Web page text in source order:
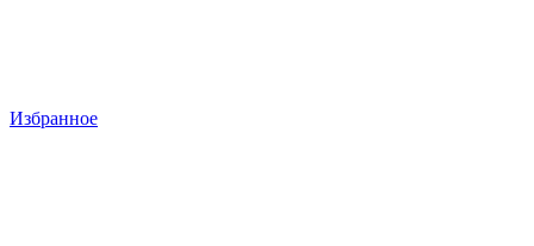
Избранное